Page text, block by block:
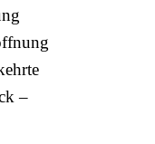
–